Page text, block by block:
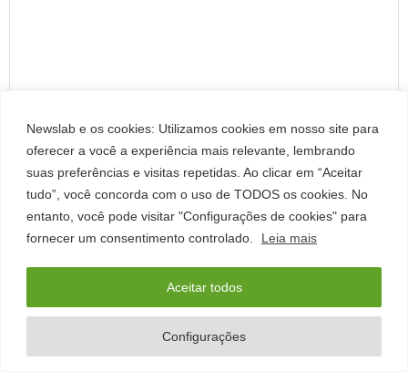
Newslab e os cookies: Utilizamos cookies em nosso site para
oferecer a você a experiência mais relevante, lembrando
suas preferências e visitas repetidas. Ao clicar em “Aceitar
tudo”, você concorda com o uso de TODOS os cookies. No
entanto, você pode visitar "Configurações de cookies" para
fornecer um consentimento controlado.
Leia mais
Configurações
Aceitar todos